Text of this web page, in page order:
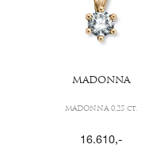
MADONNA
MADONNA 0,25 ct.
16.610,-